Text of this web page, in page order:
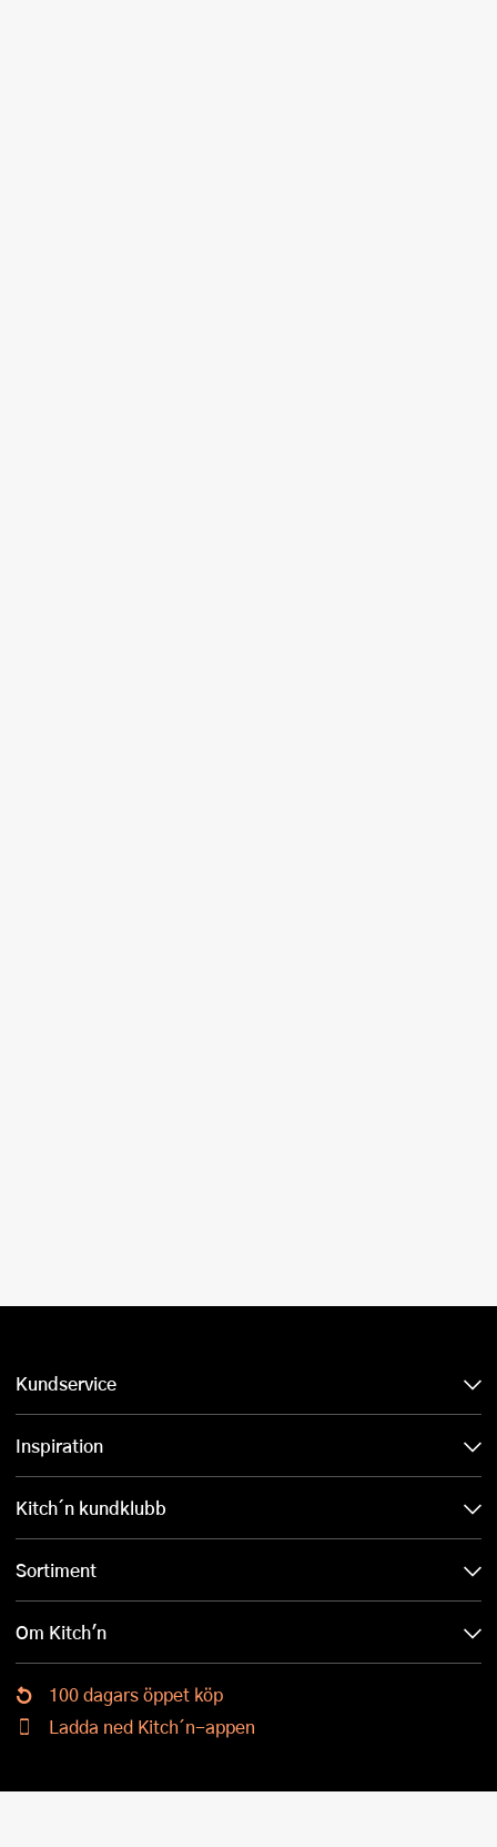
Kundservice
Inspiration
Kitch´n kundklubb
Sortiment
Om Kitch'n
100 dagars öppet köp
Ladda ned Kitch´n-appen